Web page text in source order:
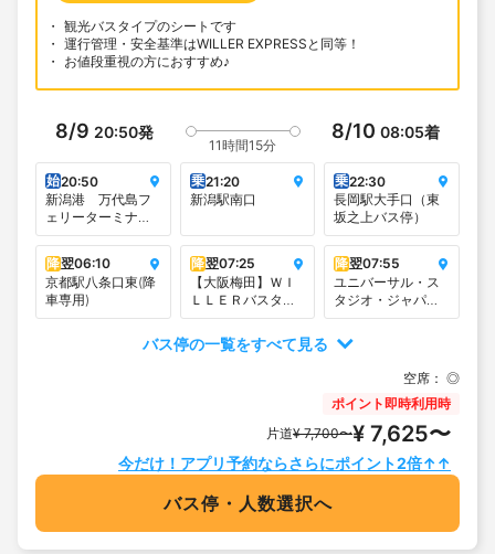
観光バスタイプのシートです
運行管理・安全基準はWILLER EXPRESSと同等！
お値段重視の方におすすめ♪
8/9 20:50発
11時間15分
8/10 08:05着
始20:50
新潟港 万代島フ
ェリーターミナル
（朱鷺メッセへは
す）
乗21:20
新潟駅南口
乗22:30
長岡駅大手口（東
坂之上バス停）
降翌06:10
京都駅八条口東(降
車専用)
降翌07:25
【大阪梅田】ＷＩ
ＬＬＥＲバスター
ミナル大阪梅田
（梅田スカイビル
タワーイースト
降翌07:55
ユニバーサル・ス
タジオ・ジャパン
交通広場
バス停の一覧をすべて見る
空席： ◎
ポイント即時利用時
片道¥ 7,700〜¥ 7,625〜
今だけ！アプリ予約ならさらにポイント2倍↑↑
バス停・人数選択へ